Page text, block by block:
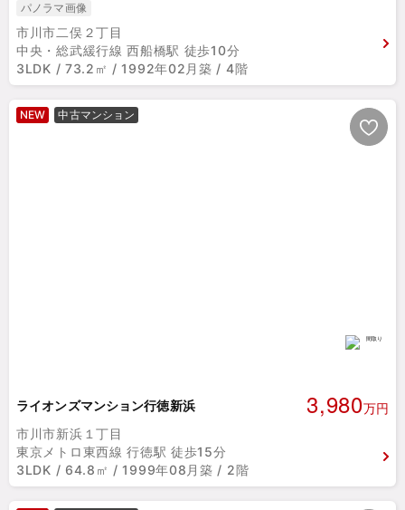
パノラマ画像
市川市二俣２丁目
中央・総武緩行線 西船橋駅 徒歩10分
3LDK / 73.2㎡ / 1992年02月築 / 4階
NEW 中古マンション
ライオンズマンション行徳新浜 3,980万円
市川市新浜１丁目
東京メトロ東西線 行徳駅 徒歩15分
3LDK / 64.8㎡ / 1999年08月築 / 2階